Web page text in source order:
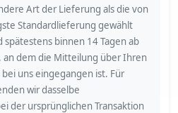
Art der Lieferung als die von
Standardlieferung gewählt
binnen 14 Tagen ab
an dem die Mitteilung über Ihren
uns eingegangen ist. Für
wir dasselbe
der ursprünglichen Transaktion